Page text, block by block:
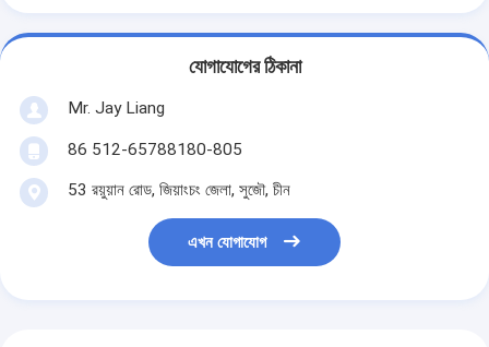
যোগাযোগের ঠিকানা
Mr. Jay Liang
86 512-65788180-805
53 রয়ুয়ান রোড, জিয়াংচং জেলা, সুজৌ, চীন
এখন যোগাযোগ